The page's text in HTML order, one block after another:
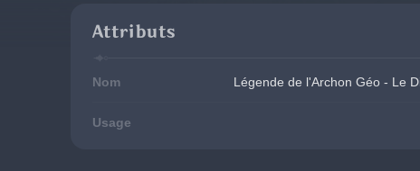
Attributs
Nom Légende de l'Archon Géo - Le
Usage